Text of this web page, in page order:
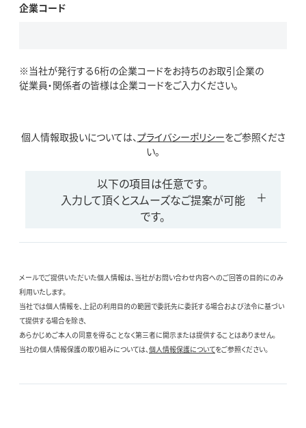
企業コード
※当社が発行する6桁の企業コードをお持ちのお取引企業の
従業員・関係者の皆様は企業コードをご入力ください。
個人情報取扱いについては、プライバシーポリシーをご参照くださ
い。
以下の項目は任意です。
入力して頂くとスムーズなご提案が可能
です。
メールでご提供いただいた個人情報は、当社がお問い合わせ内容へのご回答の目的にのみ
利用いたします。
当社では個人情報を、上記の利用目的の範囲で委託先に委託する場合および法令に基づい
て提供する場合を除き、
あらかじめご本人の同意を得ることなく第三者に開示または提供することはありません。
当社の個人情報保護の取り組みについては、個人情報保護についてをご参照ください。